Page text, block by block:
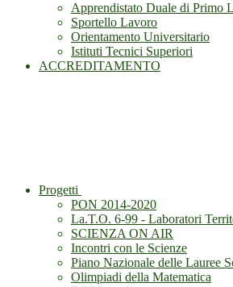
Apprendistato Duale di Primo
Sportello Lavoro
Orientamento Universitario
Istituti Tecnici Superiori
ACCREDITAMENTO
Progetti
PON 2014-2020
La.T.O. 6-99 - Laboratori
SCIENZA ON AIR
Incontri con le Scienze
Piano Nazionale delle Lauree
Olimpiadi della Matematica